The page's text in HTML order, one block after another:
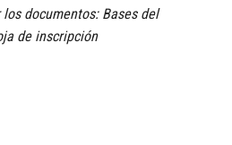
documentos: Bases del
de inscripción